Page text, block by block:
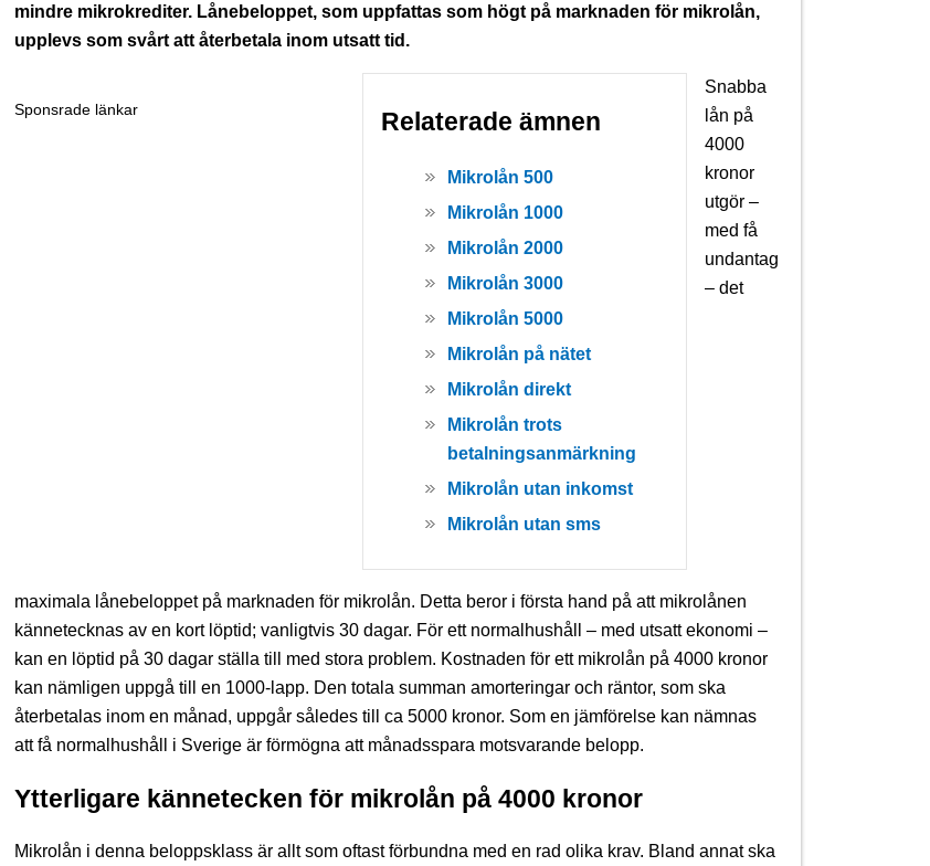
mindre mikrokrediter. Lånebeloppet, som uppfattas som högt på marknaden för mikrolån,
upplevs som svårt att återbetala inom utsatt tid.
Sponsrade länkar Relaterade ämnen
Mikrolån 500
Mikrolån 1000
Mikrolån 2000
Mikrolån 3000
Mikrolån 5000
Mikrolån på nätet
Mikrolån direkt
Mikrolån trots
betalningsanmärkning
Mikrolån utan inkomst
Mikrolån utan sms
Snabba
lån på
4000
kronor
utgör –
med få
undantag
– det
maximala lånebeloppet på marknaden för mikrolån. Detta beror i första hand på att mikrolånen
kännetecknas av en kort löptid; vanligtvis 30 dagar. För ett normalhushåll – med utsatt ekonomi –
kan en löptid på 30 dagar ställa till med stora problem. Kostnaden för ett mikrolån på 4000 kronor
kan nämligen uppgå till en 1000-lapp. Den totala summan amorteringar och räntor, som ska
återbetalas inom en månad, uppgår således till ca 5000 kronor. Som en jämförelse kan nämnas
att få normalhushåll i Sverige är förmögna att månadsspara motsvarande belopp.
Ytterligare kännetecken för mikrolån på 4000 kronor
Mikrolån i denna beloppsklass är allt som oftast förbundna med en rad olika krav. Bland annat ska